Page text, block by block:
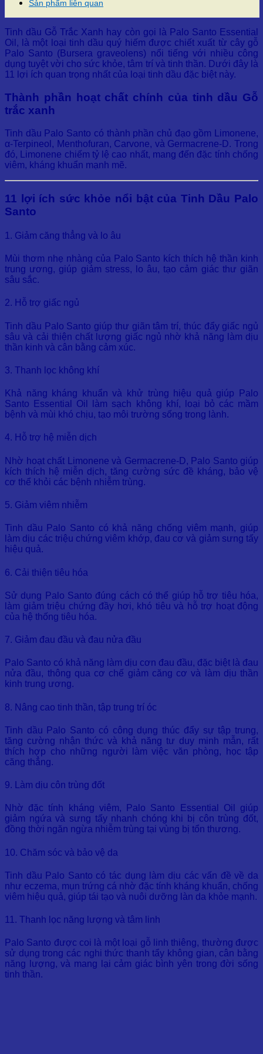
Sản phẩm liên quan
Tinh dầu Gỗ Trắc Xanh hay còn gọi là Palo Santo Essential
Oil, là một loại tinh dầu quý hiếm được chiết xuất từ cây gỗ
Palo Santo (Bursera graveolens) nổi tiếng với nhiều công
dụng tuyệt vời cho sức khỏe, tâm trí và tinh thần. Dưới đây là
11 lợi ích quan trọng nhất của loại tinh dầu đặc biệt này.
Thành phần hoạt chất chính của tinh dầu Gỗ
trắc xanh
Tinh dầu Palo Santo có thành phần chủ đạo gồm Limonene,
α-Terpineol, Menthofuran, Carvone, và Germacrene-D. Trong
đó, Limonene chiếm tỷ lệ cao nhất, mang đến đặc tính chống
viêm, kháng khuẩn mạnh mẽ.
11 lợi ích sức khỏe nổi bật của Tinh Dầu Palo
Santo
1. Giảm căng thẳng và lo âu
Mùi thơm nhẹ nhàng của Palo Santo kích thích hệ thần kinh
trung ương, giúp giảm stress, lo âu, tạo cảm giác thư giãn
sâu sắc.
2. Hỗ trợ giấc ngủ
Tinh dầu Palo Santo giúp thư giãn tâm trí, thúc đẩy giấc ngủ
sâu và cải thiện chất lượng giấc ngủ nhờ khả năng làm dịu
thần kinh và cân bằng cảm xúc.
3. Thanh lọc không khí
Khả năng kháng khuẩn và khử trùng hiệu quả giúp Palo
Santo Essential Oil làm sạch không khí, loại bỏ các mầm
bệnh và mùi khó chịu, tạo môi trường sống trong lành.
4. Hỗ trợ hệ miễn dịch
Nhờ hoạt chất Limonene và Germacrene-D, Palo Santo giúp
kích thích hệ miễn dịch, tăng cường sức đề kháng, bảo vệ
cơ thể khỏi các bệnh nhiễm trùng.
5. Giảm viêm nhiễm
Tinh dầu Palo Santo có khả năng chống viêm mạnh, giúp
làm dịu các triệu chứng viêm khớp, đau cơ và giảm sưng tấy
hiệu quả.
6. Cải thiện tiêu hóa
Sử dụng Palo Santo đúng cách có thể giúp hỗ trợ tiêu hóa,
làm giảm triệu chứng đầy hơi, khó tiêu và hỗ trợ hoạt động
của hệ thống tiêu hóa.
7. Giảm đau đầu và đau nửa đầu
Palo Santo có khả năng làm dịu cơn đau đầu, đặc biệt là đau
nửa đầu, thông qua cơ chế giảm căng cơ và làm dịu thần
kinh trung ương.
8. Nâng cao tinh thần, tập trung trí óc
Tinh dầu Palo Santo có công dụng thúc đẩy sự tập trung,
tăng cường nhận thức và khả năng tư duy minh mẫn, rất
thích hợp cho những người làm việc văn phòng, học tập
căng thẳng.
9. Làm dịu côn trùng đốt
Nhờ đặc tính kháng viêm, Palo Santo Essential Oil giúp
giảm ngứa và sưng tấy nhanh chóng khi bị côn trùng đốt,
đồng thời ngăn ngừa nhiễm trùng tại vùng bị tổn thương.
10. Chăm sóc và bảo vệ da
Tinh dầu Palo Santo có tác dụng làm dịu các vấn đề về da
như eczema, mụn trứng cá nhờ đặc tính kháng khuẩn, chống
viêm hiệu quả, giúp tái tạo và nuôi dưỡng làn da khỏe mạnh.
11. Thanh lọc năng lượng và tâm linh
Palo Santo được coi là một loại gỗ linh thiêng, thường được
sử dụng trong các nghi thức thanh tẩy không gian, cân bằng
năng lượng, và mang lại cảm giác bình yên trong đời sống
tinh thần.